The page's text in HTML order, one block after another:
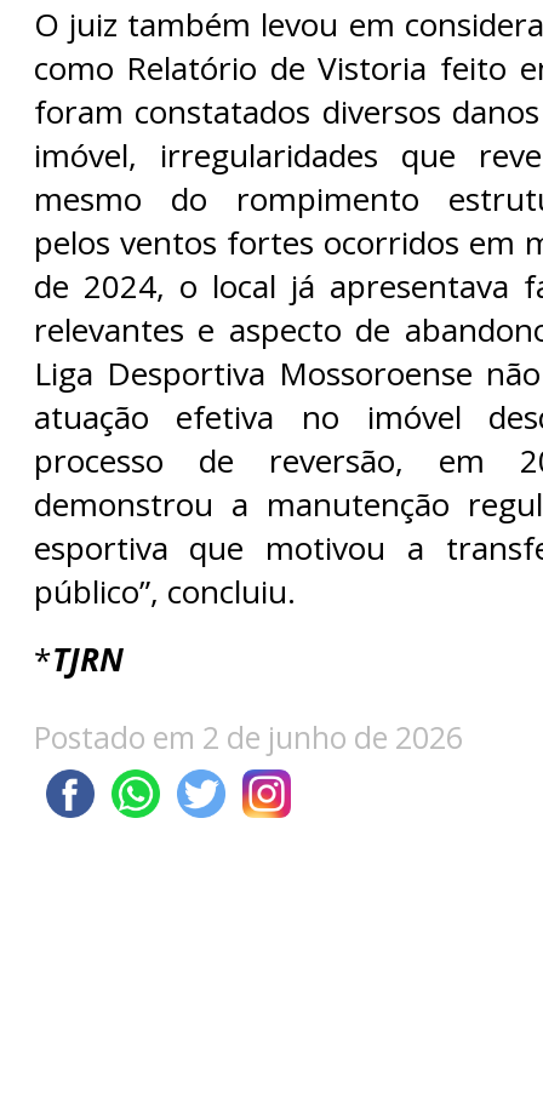
O juiz também levou em
como Relatório de Vistoria feito
foram constatados diversos
imóvel, irregularidades que
mesmo do rompimento
pelos ventos fortes ocorridos em
de 2024, o local já apresentava
relevantes e aspecto de
Liga Desportiva Mossoroense
atuação efetiva no imóvel
processo de reversão, em
demonstrou a manutenção
esportiva que motivou a
público”, concluiu.
*TJRN
Postado em 2 de junho de 2026